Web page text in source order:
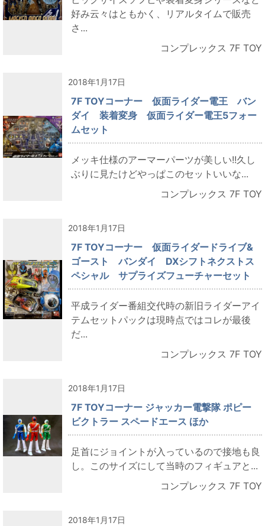
好み云々はともかく、リアルタイムで販売
さ...
コンプレックス 7F TOY
2018年1月17日
7F TOYコーナー 仮面ライダー電王 バン
ダイ 装着変身 仮面ライダー電王5フォー
ムセット
メッキ仕様のアーマーパーツが美しい!!久し
ぶりに見たけどやっぱこのセットいいな...
コンプレックス 7F TOY
2018年1月17日
7F TOYコーナー 仮面ライダードライブ&
ゴースト バンダイ DXシフトネクストス
ペシャル サプライズフューチャーセット
平成ライダー番組交代時の新旧ライダーアイ
テムセットパックは現時点ではコレが最後
だ...
コンプレックス 7F TOY
2018年1月17日
7F TOYコーナー ジャッカー電撃隊 ポピー
ビクトラー スペードエース ほか
足首にジョイントが入っているので接地も良
し。このサイズにして当時のフィギュアと...
コンプレックス 7F TOY
2018年1月17日